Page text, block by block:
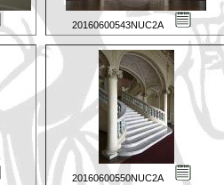
20160600543NUC2A
20160600550NUC2A